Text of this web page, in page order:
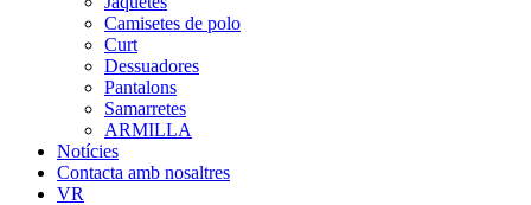
Camisetes de polo
Curt
Dessuadores
Pantalons
Samarretes
ARMILLA
Notícies
Contacta amb nosaltres
VR